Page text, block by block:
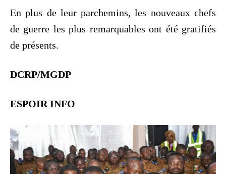
En plus de leur parchemins, les nouveaux chefs
de guerre les plus remarquables ont été gratifiés
de présents.
DCRP/MGDP
ESPOIR INFO